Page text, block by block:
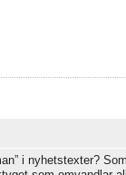
i nyhetstexter?